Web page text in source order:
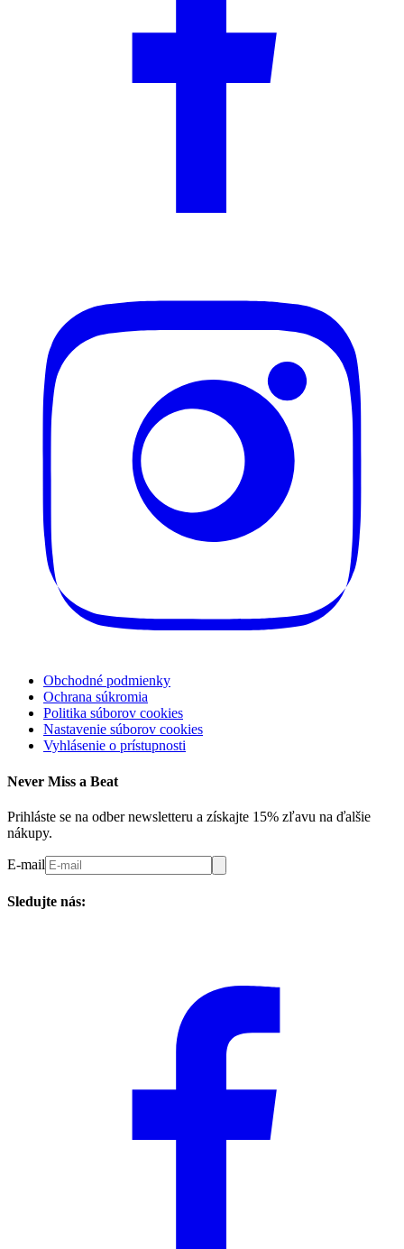
Obchodné podmienky
Ochrana súkromia
Politika súborov cookies
Nastavenie súborov cookies
Vyhlásenie o prístupnosti
Never Miss a Beat
Prihláste se na odber newsletteru a získajte 15% zľavu na ďalšie
nákupy.
E-mail
Sledujte nás: